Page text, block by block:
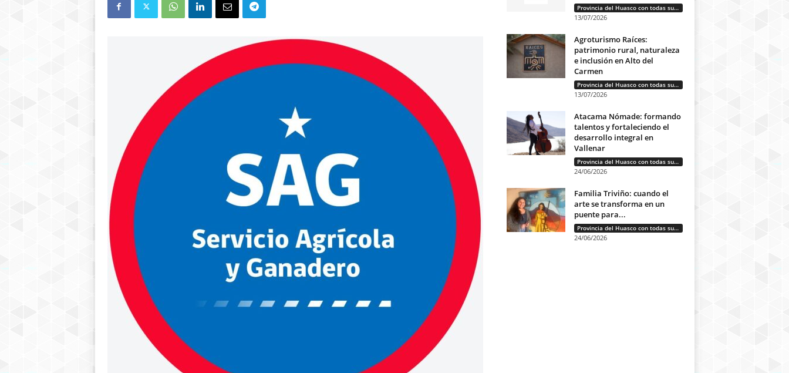
Provincia del Huasco con todas sus letras: Historias que unen cultura, diversidad e identidad
13/07/2026
Agroturismo Raíces:
patrimonio rural, naturaleza
e inclusión en Alto del
Carmen
Provincia del Huasco con todas sus letras: Historias que unen cultura, diversidad e identidad
13/07/2026
Atacama Nómade: formando
talentos y fortaleciendo el
desarrollo integral en
Vallenar
Provincia del Huasco con todas sus letras: Historias que unen cultura, diversidad e identidad
24/06/2026
Familia Triviño: cuando el
arte se transforma en un
puente para...
Provincia del Huasco con todas sus letras: Historias que unen cultura, diversidad e identidad
24/06/2026